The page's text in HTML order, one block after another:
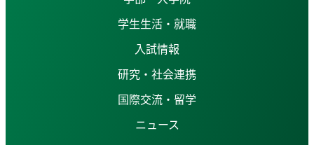
学生生活・就職
入試情報
研究・社会連携
国際交流・留学
ニュース